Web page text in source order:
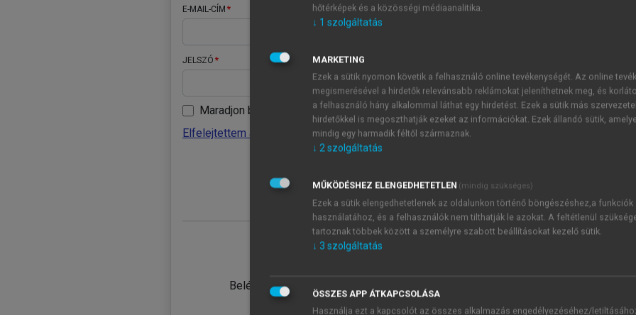
E-MAIL-CÍM
JELSZÓ
Maradjon belépve
Elfelejtettem a jelszavamat
Belépés intézményi azonosítóval
JELSZÓ
Kérek értesítést a MeRSZ
Kérek értesítést az
hőtérképek és a közösségi médiaanalitika.
↓ 1 szolgáltatás
MARKETING
Ezek a sütik nyomon követik a felhasználó online tevékenységét. Az online
megismerésével a hirdetők relevánsabb reklámokat jeleníthetnek meg, és
a felhasználó hány alkalommal láthat egy hirdetést. Ezek a sütik más
hirdetőkkel is megoszthatják ezeket az információkat. Ezek állandó sütik,
mindig egy harmadik féltől származnak.
↓ 2szolgáltatás
MŰKÖDÉSHEZ ELENGEDHETETLEN (mindig szükséges)
Ezek a sütik elengedhetetlenek az oldalunkon történő böngészéshez,a funkciók
használatához, és a felhasználók nem tilthatják le azokat. A feltétlenül
tartoznak többek között a személyre szabott beállításokat kezelő sütik.
↓ 3 szolgáltatás
ÖSSZES APP ÁTKAPCSOLÁSA
Használja ezt a kapcsolót az összes alkalmazás engedélyezéséhez/